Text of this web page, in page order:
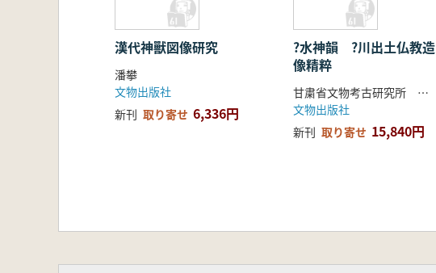
漢代神獸図像研究
潘攀
文物出版社
新刊 取り寄せ 6,336円
?水神韻 ?川出土仏教造
像精粹
甘粛省文物考古研究所 編著
文物出版社
新刊 取り寄せ 15,840円